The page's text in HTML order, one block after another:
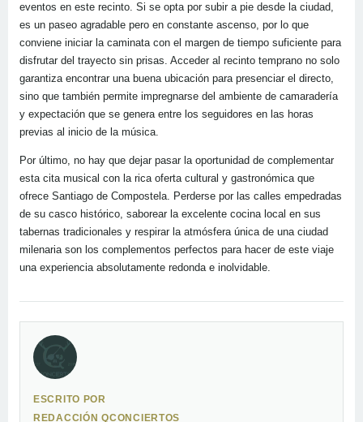
eventos en este recinto. Si se opta por subir a pie desde la ciudad,
es un paseo agradable pero en constante ascenso, por lo que
conviene iniciar la caminata con el margen de tiempo suficiente para
disfrutar del trayecto sin prisas. Acceder al recinto temprano no solo
garantiza encontrar una buena ubicación para presenciar el directo,
sino que también permite impregnarse del ambiente de camaradería
y expectación que se genera entre los seguidores en las horas
previas al inicio de la música.
Por último, no hay que dejar pasar la oportunidad de complementar
esta cita musical con la rica oferta cultural y gastronómica que
ofrece Santiago de Compostela. Perderse por las calles empedradas
de su casco histórico, saborear la excelente cocina local en sus
tabernas tradicionales y respirar la atmósfera única de una ciudad
milenaria son los complementos perfectos para hacer de este viaje
una experiencia absolutamente redonda e inolvidable.
ESCRITO POR
REDACCIÓN QCONCIERTOS